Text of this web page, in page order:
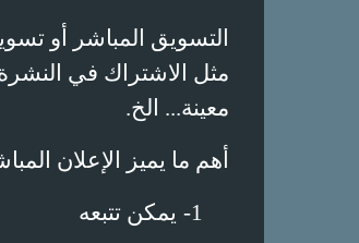
التسويق المباشر أو
مثل الاشتراك في
معينة... الخ.
أهم ما يميز الإعلان
1-
يمكن تتبعه